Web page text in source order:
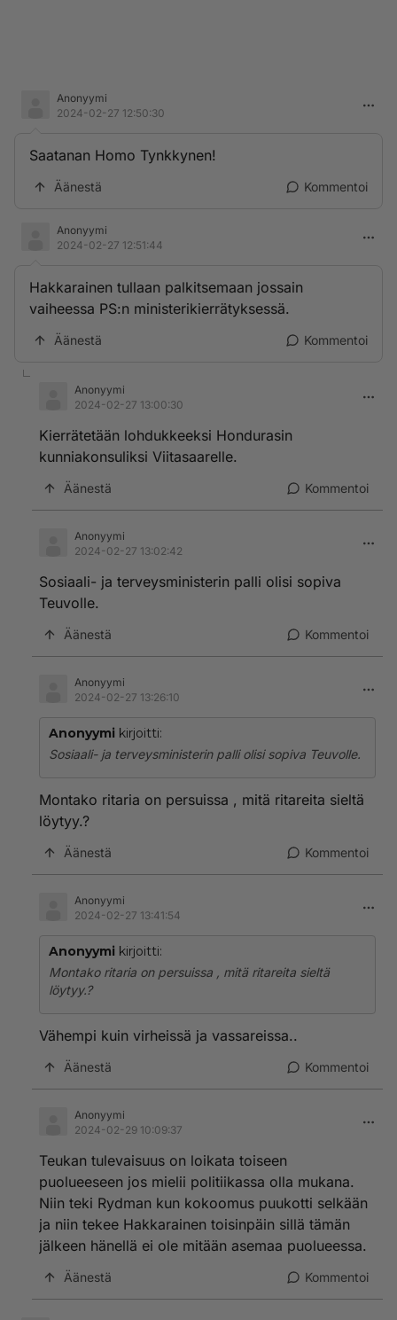
Anonyymi
2024-02-27 12:50:30
Saatanan Homo Tynkkynen!
Äänestä Kommentoi
Anonyymi
2024-02-27 12:51:44
Hakkarainen tullaan palkitsemaan jossain
vaiheessa PS:n ministerikierrätyksessä.
Äänestä Kommentoi
Anonyymi
2024-02-27 13:00:30
Kierrätetään lohdukkeeksi Hondurasin
kunniakonsuliksi Viitasaarelle.
Äänestä Kommentoi
Anonyymi
2024-02-27 13:02:42
Sosiaali- ja terveysministerin palli olisi sopiva
Teuvolle.
Äänestä Kommentoi
Anonyymi
2024-02-27 13:26:10
Anonyymi kirjoitti:
Sosiaali- ja terveysministerin palli olisi sopiva Teuvolle.
Montako ritaria on persuissa , mitä ritareita sieltä
löytyy.?
Äänestä Kommentoi
Anonyymi
2024-02-27 13:41:54
Anonyymi kirjoitti:
Montako ritaria on persuissa , mitä ritareita sieltä
löytyy.?
Vähempi kuin virheissä ja vassareissa..
Äänestä Kommentoi
Anonyymi
2024-02-29 10:09:37
Teukan tulevaisuus on loikata toiseen
puolueeseen jos mielii politiikassa olla mukana.
Niin teki Rydman kun kokoomus puukotti selkään
ja niin tekee Hakkarainen toisinpäin sillä tämän
jälkeen hänellä ei ole mitään asemaa puolueessa.
Äänestä Kommentoi